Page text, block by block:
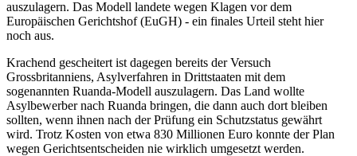
auszulagern. Das Modell landete wegen Klagen vor dem
Europäischen Gerichtshof (EuGH) - ein finales Urteil steht hier
noch aus.
Krachend gescheitert ist dagegen bereits der Versuch
Grossbritanniens, Asylverfahren in Drittstaaten mit dem
sogenannten Ruanda-Modell auszulagern. Das Land wollte
Asylbewerber nach Ruanda bringen, die dann auch dort bleiben
sollten, wenn ihnen nach der Prüfung ein Schutzstatus gewährt
wird. Trotz Kosten von etwa 830 Millionen Euro konnte der Plan
wegen Gerichtsentscheiden nie wirklich umgesetzt werden.